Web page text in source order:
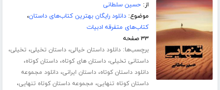
از:حسین سلطانی
موضوع:دانلود رایگان بهترین کتاب‌های داستان،
کتاب‌های متفرقه ادبیات
۳۳ صفحه
برچسب‌ها:دانلود داستان خیالی،داستان تخیلی، تخیلی،
داستانی تخیلی،داستان های کوتاه،داستان کوتاه،
دانلود داستان کوتاه،داستان ایرانی،دانلود مجموعه
داستان کوتاه تنهایی، مجموعه داستان کوتاه تنهایی،